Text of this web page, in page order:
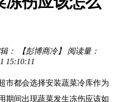
： 【彭博商冷】 阅读量：
15:10:11
市都会选择安装蔬菜冷库作为
期间出现蔬菜发生冻伤应该如